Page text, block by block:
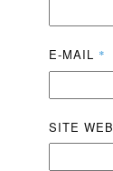
E-MAIL *
SITE WEB